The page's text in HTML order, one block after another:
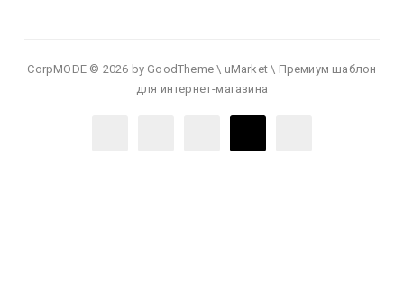
CorpMODE © 2026 by GoodTheme \ uMarket \ Премиум шаблон
для интернет-магазина